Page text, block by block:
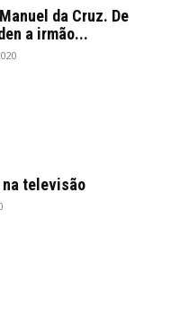
da Cruz. De
a irmão...
televisão